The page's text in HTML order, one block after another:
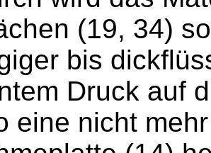
(19, 34)
bis
Druck auf
eine nicht